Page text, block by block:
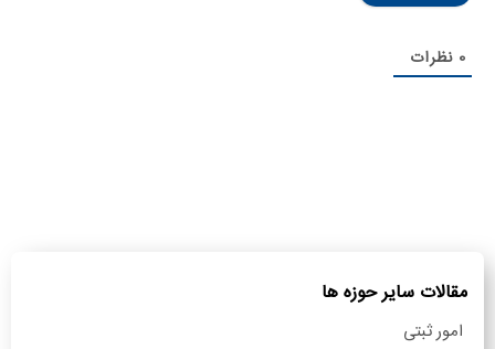
0 نظرات
مقالات سایر حوزه ها
امور ثبتی